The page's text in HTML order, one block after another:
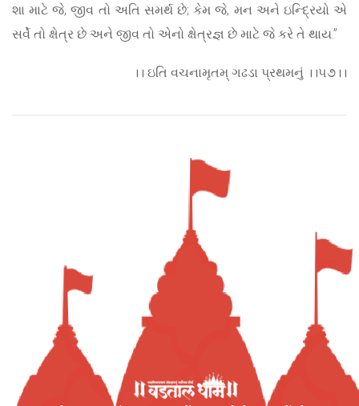
શા માટે જે, જીવ તો અતિ સમર્થ છે; કેમ જે, મન અને ઇન્દ્રિયો એ
સર્વે તો ક્ષેત્ર છે અને જીવ તો એનો ક્ષેત્રજ્ઞ છે માટે જે કરે તે થાય.”
।। ઇતિ વચનામૃતમ્ ગઢડા પ્રથમનું ।।૫૭।।